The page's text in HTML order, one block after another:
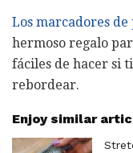
Los marcadores de
hermoso regalo
fáciles de hacer si
rebordear.
Enjoy similar